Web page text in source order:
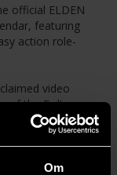
Om
official ELDEN
featuring
action role-
video
of the Erdtree
of the Lands